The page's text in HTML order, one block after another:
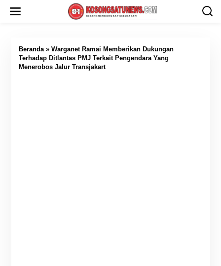
Beranda» Warganet Ramai Memberikan Dukungan
Terhadap Ditlantas PMJ Terkait Pengendara Yang
Menerobos Jalur Transjakart